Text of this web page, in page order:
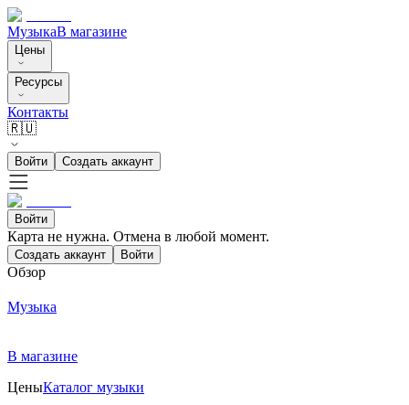
МузыкаВ магазине
Цены
Ресурсы
Контакты
🇷🇺
Войти Создать аккаунт
Войти
Карта не нужна. Отмена в любой момент.
Создать аккаунт Войти
Обзор
Музыка
В магазине
ЦеныКаталог музыки